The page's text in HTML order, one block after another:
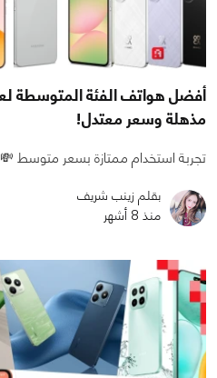
مذهلة وسعر معتدل!
تجربة استخدام ممتازة بسعر متوسط 💸
بقلم زينب شريف
منذ 8 أشهر